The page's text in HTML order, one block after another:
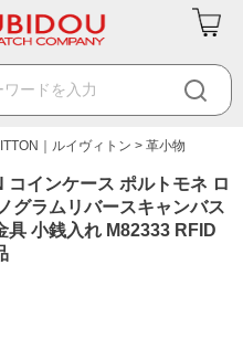
｜ルイヴィトン 革小物
インケース ポルトモネ ロ
グラムリバースキャンバス
具 小銭入れ M82333 RFID